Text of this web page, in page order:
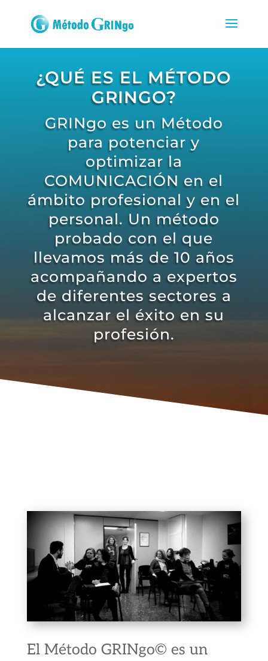
¿QUÉ ES EL MÉTODO
GRINGO?
GRINgo es un Método
para potenciar y
optimizar la
COMUNICACIÓN en el
ámbito profesional y en el
personal. Un método
probado con el que
llevamos más de 10 años
acompañando a expertos
de diferentes sectores a
alcanzar el éxito en su
profesión.
El Método GRINgo© es un